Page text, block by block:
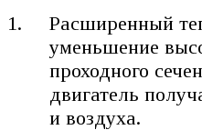
Расширенный
уменьшение
проходного
двигатель
и воздуха.